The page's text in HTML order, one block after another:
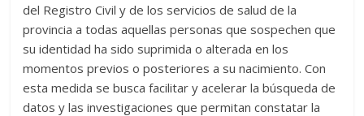
del Registro Civil y de los servicios de salud de la
provincia a todas aquellas personas que sospechen que
su identidad ha sido suprimida o alterada en los
momentos previos o posteriores a su nacimiento. Con
esta medida se busca facilitar y acelerar la búsqueda de
datos y las investigaciones que permitan constatar la